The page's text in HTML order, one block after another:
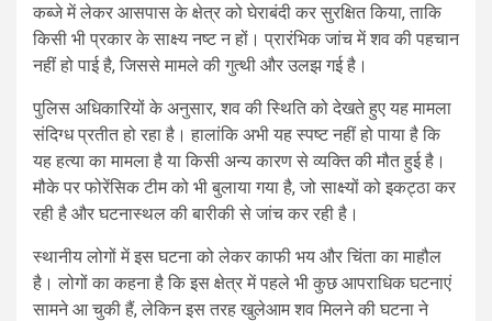
कब्जे में लेकर आसपास के क्षेत्र को घेराबंदी कर सुरक्षित किया, ताकि
किसी भी प्रकार के साक्ष्य नष्ट न हों। प्रारंभिक जांच में शव की पहचान
नहीं हो पाई है, जिससे मामले की गुत्थी और उलझ गई है।
पुलिस अधिकारियों के अनुसार, शव की स्थिति को देखते हुए यह मामला
संदिग्ध प्रतीत हो रहा है। हालांकि अभी यह स्पष्ट नहीं हो पाया है कि
यह हत्या का मामला है या किसी अन्य कारण से व्यक्ति की मौत हुई है।
मौके पर फोरेंसिक टीम को भी बुलाया गया है, जो साक्ष्यों को इकट्ठा कर
रही है और घटनास्थल की बारीकी से जांच कर रही है।
स्थानीय लोगों में इस घटना को लेकर काफी भय और चिंता का माहौल
है। लोगों का कहना है कि इस क्षेत्र में पहले भी कुछ आपराधिक घटनाएं
सामने आ चुकी हैं, लेकिन इस तरह खुलेआम शव मिलने की घटना ने